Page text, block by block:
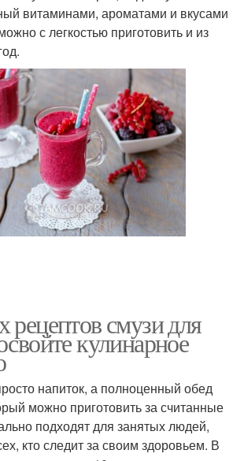
витаминами, ароматами и вкусами
с легкостью приготовить и из
рецептов смузи для
кулинарное
напиток, а полноценный обед
можно приготовить за считанные
подходят для занятых людей,
кто следит за своим здоровьем. В